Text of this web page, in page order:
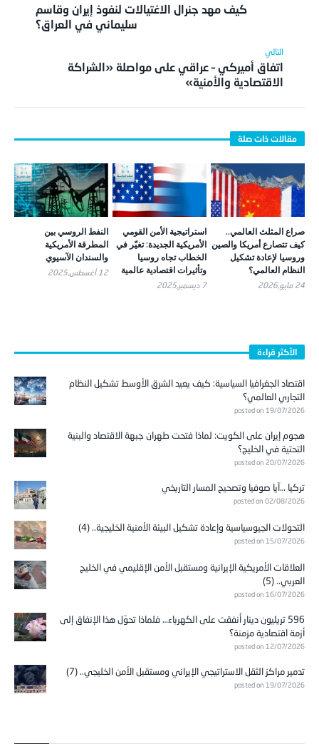
كيف مهد جنرال الاغتيالات لنفوذ إيران وقاسم
سليماني في العراق؟
اتفاق أميركي – عراقي على مواصلة «الشراكة
الاقتصادية والأمنية»
صراع المثلث العالمي..
كيف تتصارع أمريكا والصين
وروسيا لإعادة تشكيل
النظام العالمي؟
24 مايو,2026
استراتيجية الأمن القومي
الأمريكية الجديدة: تغيّر في
الخطاب تجاه روسيا
وتأثيرات اقتصادية عالمية
7 ديسمبر,2025
النفط الروسي بين
المطرقة الأمريكية
والسندان الآسيوي
12 أغسطس,2025
الأكثر قراءة
اقتصاد الجغرافيا السياسية: كيف يعيد الشرق الأوسط تشكيل النظام
التجاري العالمي؟
posted on 19/07/2026
هجوم إيران على الكويت: لماذا فتحت طهران جبهة الاقتصاد والبنية
التحتية في الخليج؟
posted on 20/07/2026
تركيا …آيا صوفيا وتصحيح المسار التاريخي
posted on 02/08/2026
التحولات الجيوسياسية وإعادة تشكيل البيئة الأمنية الخليجية.. (4)
posted on 15/07/2026
العلاقات الأمريكية الإيرانية ومستقبل الأمن الإقليمي في الخليج
العربي.. (5)
posted on 16/07/2026
596 تريليون دينار أُنفقت على الكهرباء… فلماذا تحوّل هذا الإنفاق إلى
أزمة اقتصادية مزمنة؟
posted on 12/07/2026
تدمير مراكز الثقل الاستراتيجي الإيراني ومستقبل الأمن الخليجي.. (7)
posted on 19/07/2026